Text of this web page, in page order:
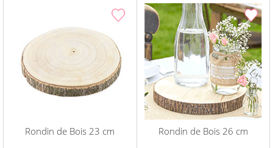
Rondin de Bois 23 cm Rondin de Bois 26 cm